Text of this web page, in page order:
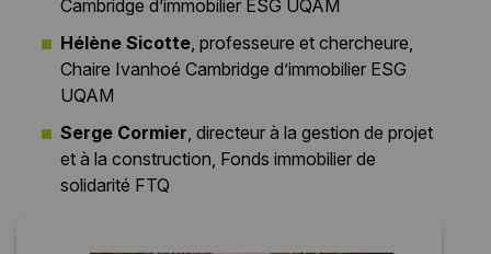
Cambridge d’immobilier ESG UQAM
Hélène Sicotte, professeure et chercheure,
Chaire Ivanhoé Cambridge d’immobilier ESG
UQAM
Serge Cormier, directeur à la gestion de projet
et à la construction, Fonds immobilier de
solidarité FTQ